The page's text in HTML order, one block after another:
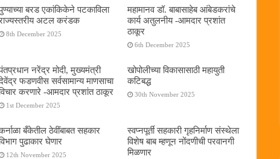
बरड एकांकिकेने पटकाविला
अटल करंडक
8th December 2025
महामानव डॉ. बाबासाहेब आंबेडकरांचे
कार्य अतुलनीय -आमदार प्रशांत
ठाकूर
6th December 2025
नरेंद्र मोदी, मुख्यमंत्री
फडणवीस सर्वसामान्य माणसाचा
करणारे -आमदार प्रशांत ठाकूर
1st December 2025
खोपोलीच्या विकासासाठी महायुती
कटिबद्ध
30th November 2025
बँकेतील ठेवींबाबत सहकार
पुढाकार घेणार
12th November 2025
स्वप्नपूर्ती सहकारी गृहनिर्माण संस्थेला
विशेष बाब म्हणून नोंदणीची परवानगी
मिळणार